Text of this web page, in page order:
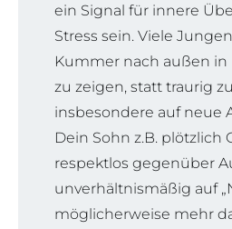
ein Signal für innere
Stress sein. Viele
Kummer nach außen in
zu zeigen, statt traurig
insbesondere auf neue
Dein Sohn z.B. plötzlich
respektlos gegenüber
unverhältnismäßig auf
möglicherweise mehr